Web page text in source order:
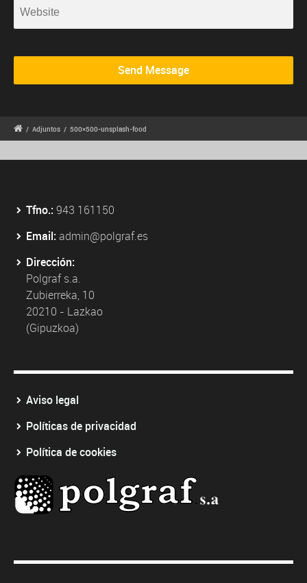
/ Adjuntos / 500×500-unsplash-food
Tfno.: 943 161150
Email: admin@polgraf.es
Dirección:
Polgraf s.a.
Zubierreka, 10
20210 - Lazkao
(Gipuzkoa)
Aviso legal
Políticas de privacidad
Política de cookies